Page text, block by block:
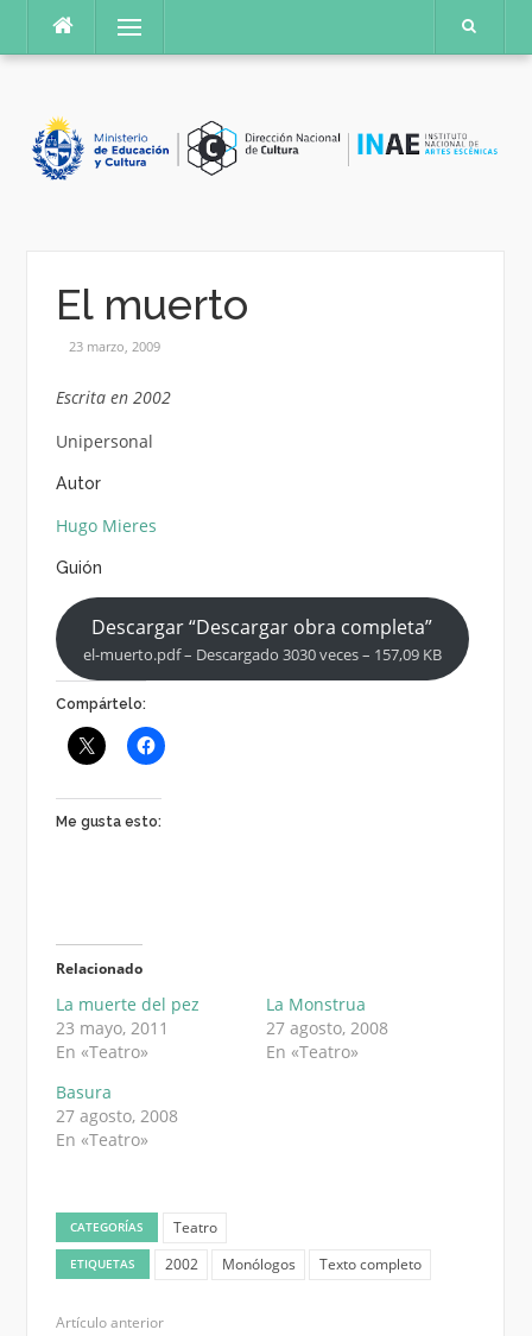
contenido
Menú
El muerto
23 marzo, 2009
Escrita en 2002
Unipersonal
Autor
Hugo Mieres
Guión
Descargar “Descargar obra completa”
el-muerto.pdf – Descargado 3030 veces – 157,09 KB
Compártelo:
Me gusta esto:
Relacionado
La muerte del pez
23 mayo, 2011
En «Teatro»
La Monstrua
27 agosto, 2008
En «Teatro»
Basura
27 agosto, 2008
En «Teatro»
CATEGORÍAS Teatro
ETIQUETAS 2002 Monólogos Texto completo
Artículo anterior